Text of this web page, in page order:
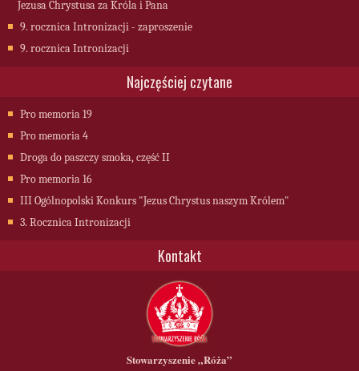
Jezusa Chrystusa za Króla i Pana
9. rocznica Intronizacji - zaproszenie
9. rocznica Intronizacji
Najczęściej czytane
Pro memoria 19
Pro memoria 4
Droga do paszczy smoka, część II
Pro memoria 16
III Ogólnopolski Konkurs "Jezus Chrystus naszym Królem"
3. Rocznica Intronizacji
Kontakt
Stowarzyszenie„Róża”